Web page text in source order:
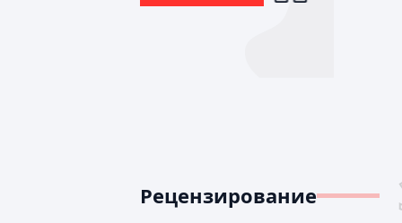
Рецензирование